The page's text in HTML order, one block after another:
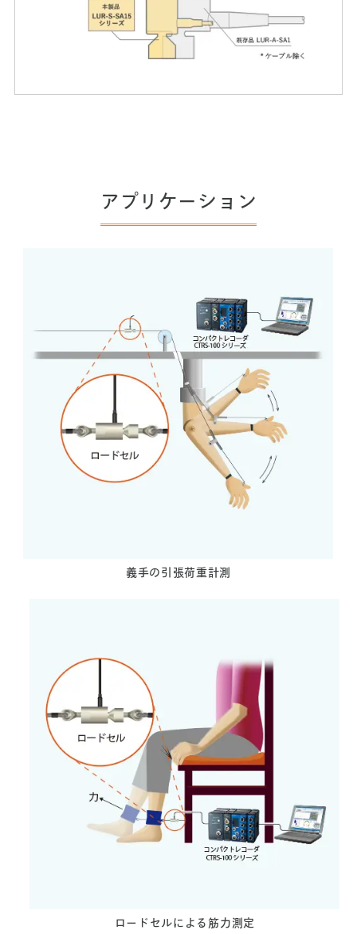
アプリケーション
義手の引張荷重計測
ロードセルによる筋力測定